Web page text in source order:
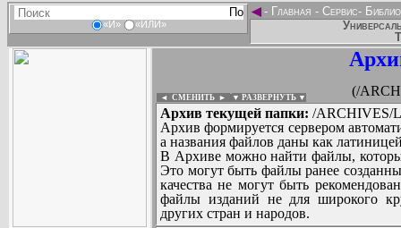
«И» «ИЛИ»
◄- Главная - Сервис-
(/
◄ СМЕНИТЬ ► ▼ РАЗВЕРНУТЬ ▼
Архив текущей папки: /ARCHIVES/
Архив формируется сервером
а названия файлов даны как
В Архиве можно найти файлы,
Это могут быть файлы ранее
качества не могут быть
файлы изданий не для широкого
других стран и народов.